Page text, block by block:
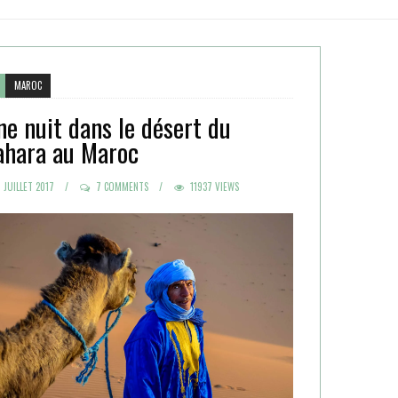
MAROC
nuit dans le désert du
au Maroc
JUILLET 2017 7 COMMENTS 11937 VIEWS